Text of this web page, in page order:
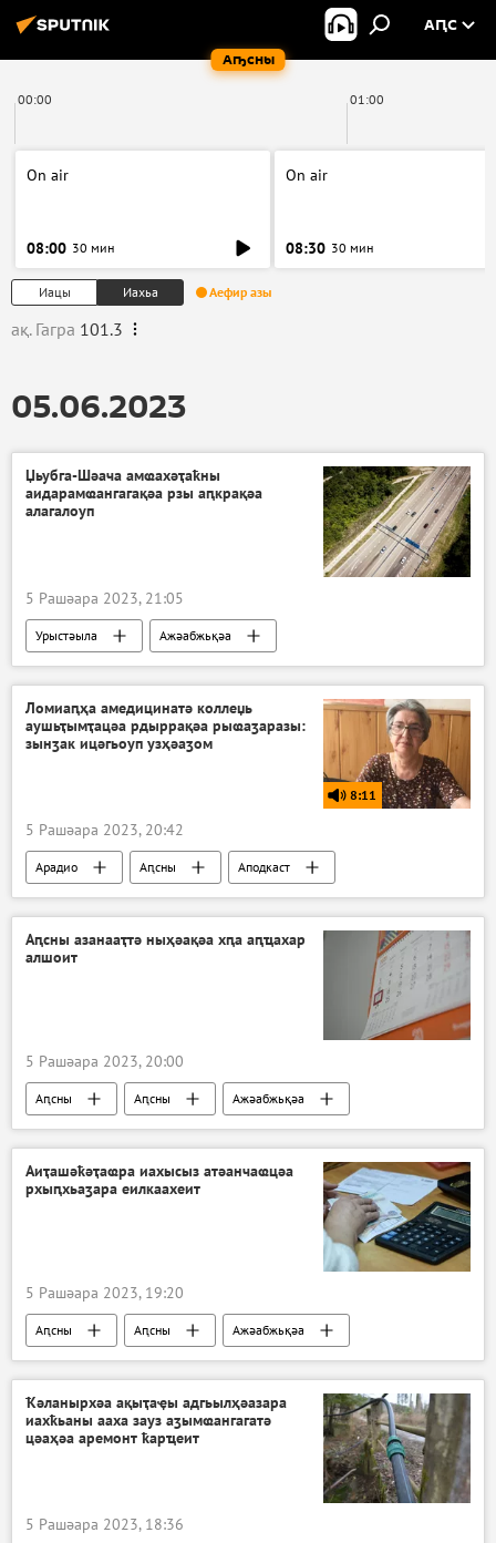
Аҧсны
АԤС
00:00 01:00
On air
08:00 30 мин
On air
08:30 30 мин
Иацы Иахьа Аефир азы
ақ. Гагра 101.3
05.06.2023
Џьубга-Шәача амҩахәҭаҟны
аидарамҩангагақәа рзы аԥкрақәа
алагалоуп
5 Рашәара 2023, 21:05
Урыстәыла Ажәабжьқәа
Ломиаԥҳа амедицинатә коллеџь
аушьҭымҭацәа рдыррақәа рыҩаӡаразы:
зынӡак ицәгьоуп узҳәаӡом
8:11
5 Рашәара 2023, 20:42
Арадио Аԥсны Аподкаст
Аԥсны азанааҭтә ныҳәақәа хԥа аԥҵахар
алшоит
5 Рашәара 2023, 20:00
Аԥсны Аԥсны Ажәабжьқәа
Аиҭашәҟәҭаҩра иахысыз атәанчаҩцәа
рхыԥхьаӡара еилкаахеит
5 Рашәара 2023, 19:20
Аԥсны Аԥсны Ажәабжьқәа
Ҟәланырхәа ақыҭаҿы адгьылҳәазара
иахҟьаны ааха зауз аӡымҩангагатә
цәаҳәа аремонт ҟарҵеит
5 Рашәара 2023, 18:36